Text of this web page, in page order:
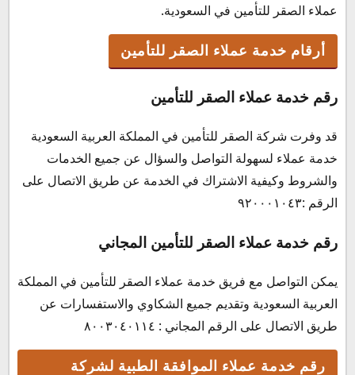
الموقع الالكتروني شركة الصقر للتأمين
اسعار الصقر للتأمين الطبي 2022
عملاء الصقر للتأمين في السعودية.
أرقام خدمة عملاء الصقر للتأمين
رقم خدمة عملاء الصقر للتأمين
قد وفرت شركة الصقر للتأمين في المملكة العربية السعودية
خدمة عملاء لسهولة التواصل والسؤال عن جميع الخدمات
والشروط وكيفية الاشتراك في الخدمة عن طريق الاتصال على
الرقم :٩٢٠٠٠١٠٤٣
رقم خدمة عملاء الصقر للتأمين المجاني
يمكن التواصل مع فريق خدمة عملاء الصقر للتأمين في المملكة
العربية السعودية وتقديم جميع الشكاوي والاستفسارات عن
طريق الاتصال على الرقم المجاني : ٨٠٠٣٠٤٠١١٤
رقم خدمة عملاء الموافقة الطبية لشركة